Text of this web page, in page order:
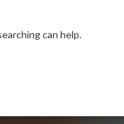
can help.